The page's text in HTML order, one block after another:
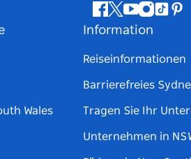
Facebook
Twitter
YouTube
TikTok
Wales
Information
Reiseinformationen
Barrierefreies
Tragen Sie Ihr
Unternehmen in